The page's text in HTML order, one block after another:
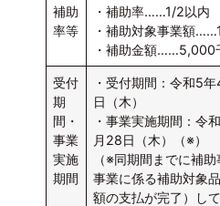
補助
率等
・補助率……1/2以内
・補助対象事業額
・補助金額……5,000
受付
期
間・
事業
実施
期間
・受付期間：令和5
日（木）
・事業実施期間：令
月28日（木）（※）
（※同期間までに補
事業に係る補助対象
額の支払が完了）し